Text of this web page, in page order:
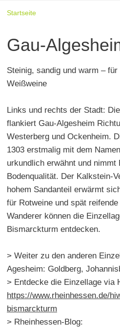
Startseite
Gau-
Steinig, sandig und warm –
Weißweine
Links und rechts der Stadt:
flankiert Gau-Algesheim
Westerberg und Ockenheim.
1303 erstmalig mit dem
urkundlich erwähnt und nimmt
Bodenqualität. Der Kalkstein-
hohem Sandanteil erwärmt
für Rotweine und spät
Wanderer können die
Bismarckturm entdecken.
> Weiter zu den anderen
Agesheim: Goldberg,
> Entdecke die Einzellage via
https://www.rheinhessen.de/
bismarckturm
> Rheinhessen-Blog: